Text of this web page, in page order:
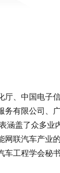
、中国电子
有限公司、
涵盖了众多业
联汽车产业
工程学会秘